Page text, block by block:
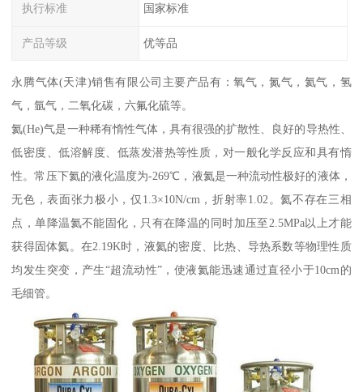
执行标准 国家标准
产品等级 优等品
永腾气体(天津)销售有限公司主要产品有：氧气，氮气，氦气，氢
气，氩气，二氧化碳，六氟化硫等。
氦(He)气是一种稀有惰性气体，具有很强的扩散性、良好的导热性、
低密度、低溶解度、低蒸发潜热等性质，对一般化学反应和具有惰
性。常压下氦的液化温度为-269℃，液氦是一种流动性极好的液体，
无色，表面张力极小，仅1.3×10N/cm，折射率1.02。氦不存在三相
点，单降温氦不能固化，只有在降温的同时加压至2.5MPa以上才能
获得固体氦。在2.19K时，液氦的密度、比热、导热系数等物理性质
均发生突变，产生“超流动性”，使液氦能迅速通过直径小于10cm的
毛细管。